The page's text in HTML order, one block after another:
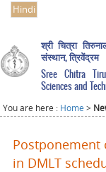
Hindi
श्री चित्रा
संस्थान, त्रिवेंद्रम
Sree Chitra
Sciences and
You are here : Home >
Postponement
in DMLT